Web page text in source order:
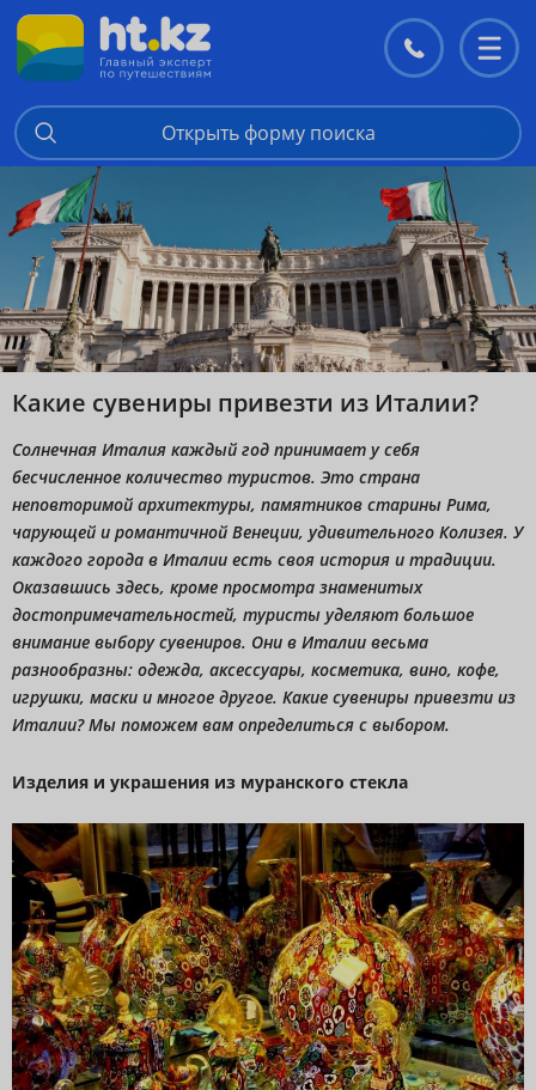
Контакты
меню
Открыть форму поиска
Какие сувениры привезти из Италии?
Солнечная Италия каждый год принимает у себя
бесчисленное количество туристов. Это страна
неповторимой архитектуры, памятников старины Рима,
чарующей и романтичной Венеции, удивительного Колизея. У
каждого города в Италии есть своя история и традиции.
Оказавшись здесь, кроме просмотра знаменитых
достопримечательностей, туристы уделяют большое
внимание выбору сувениров. Они в Италии весьма
разнообразны: одежда, аксессуары, косметика, вино, кофе,
игрушки, маски и многое другое. Какие сувениры привезти из
Италии? Мы поможем вам определиться с выбором.
Изделия и украшения из муранского стекла